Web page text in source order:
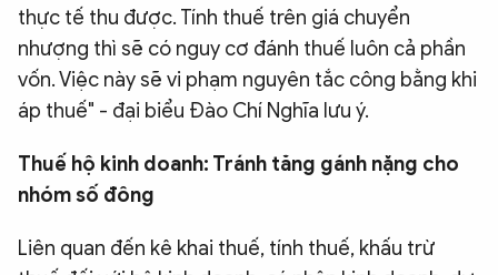
thực tế thu được. Tính thuế trên giá chuyển
nhượng thì sẽ có nguy cơ đánh thuế luôn cả phần
vốn. Việc này sẽ vi phạm nguyên tắc công bằng khi
áp thuế" - đại biểu Đào Chí Nghĩa lưu ý.
Thuế hộ kinh doanh: Tránh tăng gánh nặng cho
nhóm số đông
Liên quan đến kê khai thuế, tính thuế, khấu trừ